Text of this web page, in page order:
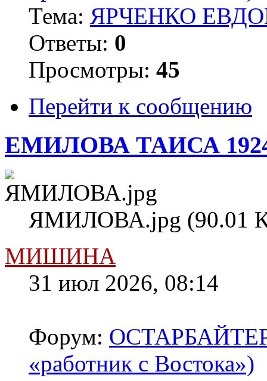
Тема: ЯРЧЕНКО
Ответы: 0
Просмотры: 45
Перейти к сообщению
ЕМИЛОВА ТАИСА
ЯМИЛОВА.jpg (90.01
МИШИНА
31 июл 2026, 08:14
Форум:
«работник с Востока»)